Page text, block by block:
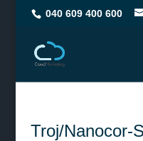
040 609 400 600
Troj/Nanocor-